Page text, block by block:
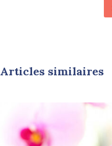
Articles similaires